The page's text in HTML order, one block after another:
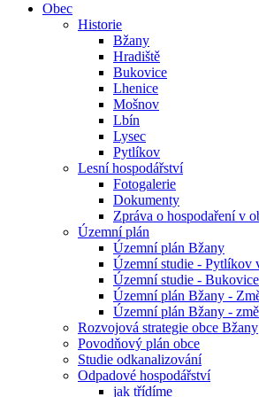
Obec
Historie
Bžany
Hradiště
Bukovice
Lhenice
Mošnov
Lbín
Lysec
Pytlíkov
Lesní hospodářství
Fotogalerie
Dokumenty
Zpráva o hospodaření v
Územní plán
Územní plán Bžany
Územní studie - Pytlíkov
Územní studie - Bukovice
Územní plán Bžany -
Územní plán Bžany -
Rozvojová strategie obce Bžany
Povodňový plán obce
Studie odkanalizování
Odpadové hospodářství
jak třídíme